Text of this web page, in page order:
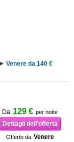
Venere da 140 €
Da 129 € per notte
Dettagli dell'offerta
Offerto da Venere